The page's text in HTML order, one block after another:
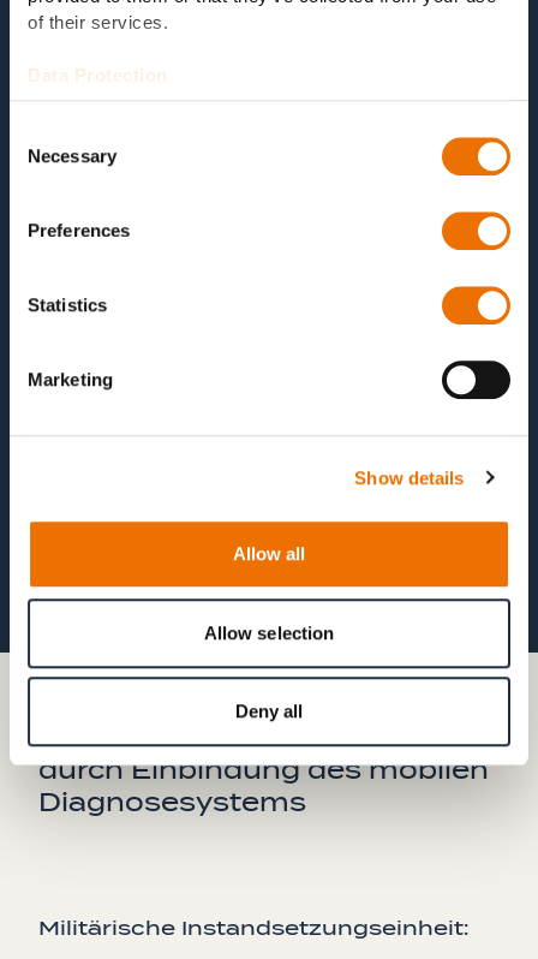
of their services.
Data Protection
Selection
Necessary
Preferences
Statistics
Marketing
Show details
Allow all
Allow selection
Deny all
und heutiger Standard
Bedienung
Übertragungsmöglichkeit zum OEM für tiefere
Analysen
anwendungsbezogen definierbar
Synergieeffekte im Service
durch Einbindung des mobilen
Diagnosesystems
Militärische Instandsetzungseinheit: